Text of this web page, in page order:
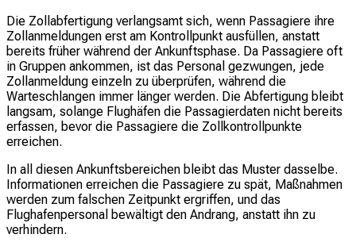
Die Zollabfertigung verlangsamt sich, wenn Passagiere ihre
Zollanmeldungen erst am Kontrollpunkt ausfüllen, anstatt
bereits früher während der Ankunftsphase. Da Passagiere oft
in Gruppen ankommen, ist das Personal gezwungen, jede
Zollanmeldung einzeln zu überprüfen, während die
Warteschlangen immer länger werden. Die Abfertigung bleibt
langsam, solange Flughäfen die Passagierdaten nicht bereits
erfassen, bevor die Passagiere die Zollkontrollpunkte
erreichen.
In all diesen Ankunftsbereichen bleibt das Muster dasselbe.
Informationen erreichen die Passagiere zu spät, Maßnahmen
werden zum falschen Zeitpunkt ergriffen, und das
Flughafenpersonal bewältigt den Andrang, anstatt ihn zu
verhindern.